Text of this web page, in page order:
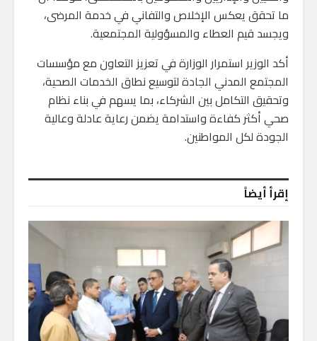
ما تحقق يعكس الإخلاص والتفاني في خدمة المرضى،
ويجسد قيم العطاء والمسؤولية المجتمعية.
أكد الوزير استمرار الوزارة في تعزيز التعاون مع مؤسسات
المجتمع المدني الجادة لتوسيع نطاق الخدمات الصحية،
وتحقيق التكامل بين الشركاء، بما يسهم في بناء نظام
صحي أكثر كفاءة واستدامة يضمن رعاية عادلة وعالية
الجودة لكل المواطنين.
إقرأ أيضاً